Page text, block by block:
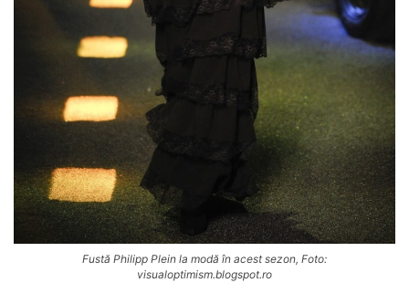
Fustă Philipp Plein la modă în acest sezon, Foto:
visualoptimism.blogspot.ro